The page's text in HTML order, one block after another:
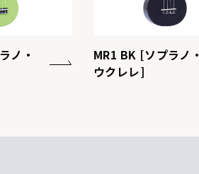
ノ・
MR1 BK [ソプラノ・
ウクレレ]